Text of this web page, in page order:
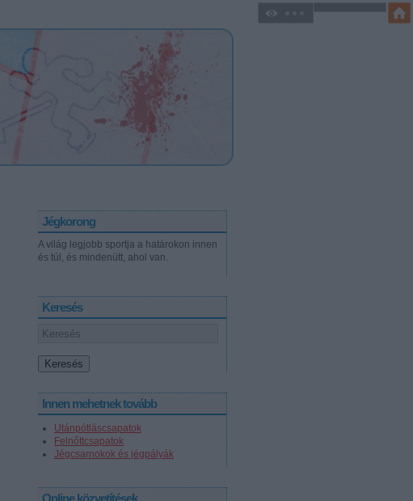
Jégkorong
A világ legjobb sportja a határokon innen
és túl, és mindenütt, ahol van.
Keresés
Innen mehetnek tovább
Utánpótláscsapatok
Felnőttcsapatok
Jégcsarnokok és jégpályák
Online közvetítések